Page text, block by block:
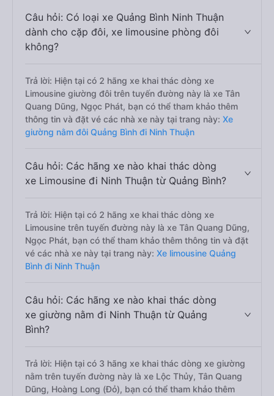
Câu hỏi: Có loại xe Quảng Bình Ninh Thuận
dành cho cặp đôi, xe limousine phòng đôi
không?
Trả lời: Hiện tại có 2 hãng xe khai thác dòng xe
Limousine giường đôi trên tuyến đường này là xe Tân
Quang Dũng, Ngọc Phát, bạn có thể tham khảo thêm
thông tin và đặt vé các nhà xe này tại trang này: Xe
giường nằm đôi Quảng Bình đi Ninh Thuận
Câu hỏi: Các hãng xe nào khai thác dòng
xe Limousine đi Ninh Thuận từ Quảng Bình?
Trả lời: Hiện tại có 2 hãng xe khai thác dòng xe
Limousine trên tuyến đường này là xe Tân Quang Dũng,
Ngọc Phát, bạn có thể tham khảo thêm thông tin và đặt
vé các nhà xe này tại trang này: Xe limousine Quảng
Bình đi Ninh Thuận
Câu hỏi: Các hãng xe nào khai thác dòng
xe giường nằm đi Ninh Thuận từ Quảng
Bình?
Trả lời: Hiện tại có 3 hãng xe khai thác dòng xe giường
nằm trên tuyến đường này là xe Lộc Thủy, Tân Quang
Dũng, Hoàng Long (Đỏ), bạn có thể tham khảo thêm